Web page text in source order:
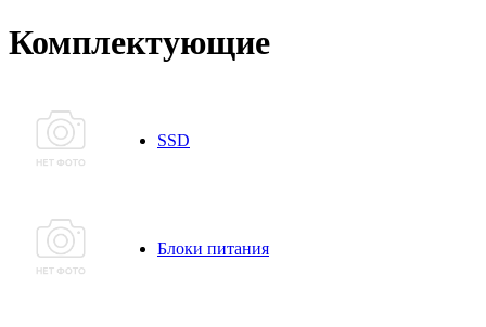
Комплектующие
SSD
Блоки питания